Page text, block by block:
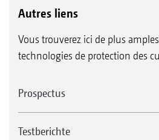
Autres liens
Vous trouverez ici de plus
technologies de protection des
Prospectus
Testberichte